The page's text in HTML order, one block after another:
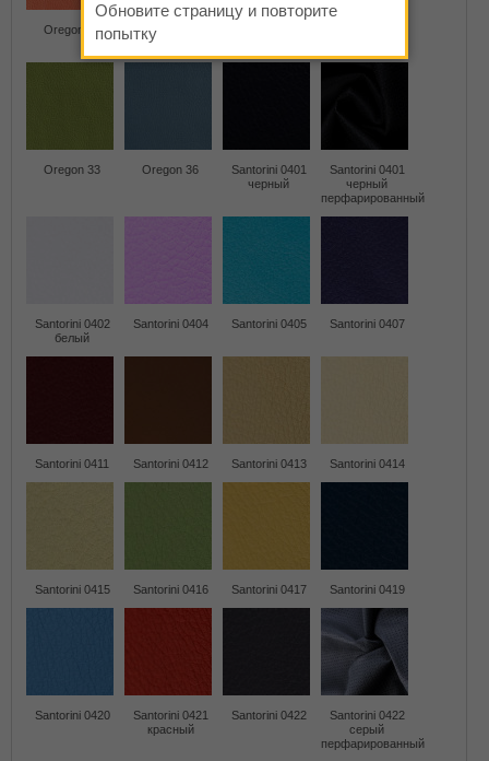
Oregon 23 Oregon 25
Oregon 33 Oregon 36
Santorini 0401
черный
Santorini 0401
черный
перфарированный
Santorini 0402
белый
Santorini 0404 Santorini 0405 Santorini 0407
Santorini 0411 Santorini 0412 Santorini 0413 Santorini 0414
Santorini 0415 Santorini 0416 Santorini 0417 Santorini 0419
Santorini 0420
Santorini 0421
красный
Santorini 0422
Santorini 0422
серый
перфарированный
Обновите страницу и повторите
попытку